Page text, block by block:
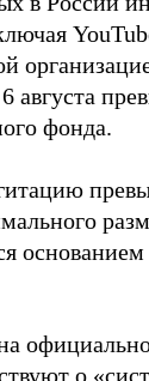
августа
фонда.
о